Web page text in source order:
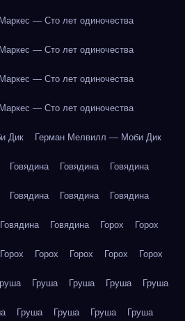
— Сто лет одиночества
— Сто лет одиночества
— Сто лет одиночества
— Сто лет одиночества
Дик Герман Мелвилл — Моби Дик
Говядина Говядина Говядина
Говядина Говядина Говядина
Говядина Говядина Горох Горох
Горох Горох Горох Горох Горох
Груша Груша Груша Груша
Груша Груша Груша Груша